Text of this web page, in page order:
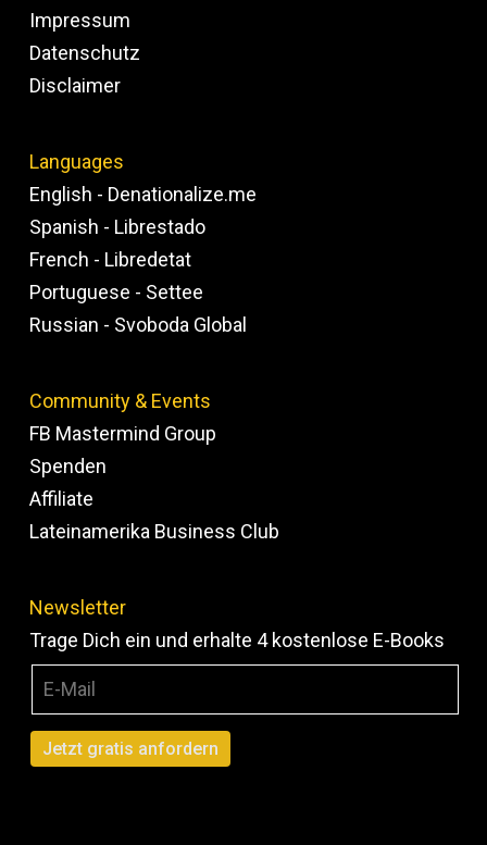
Impressum
Datenschutz
Disclaimer
Languages
English - Denationalize.me
Spanish - Librestado
French - Libredetat
Portuguese - Settee
Russian - Svoboda Global
Community & Events
FB Mastermind Group
Spenden
Affiliate
Lateinamerika Business Club
Newsletter
Trage Dich ein und erhalte 4 kostenlose E-Books